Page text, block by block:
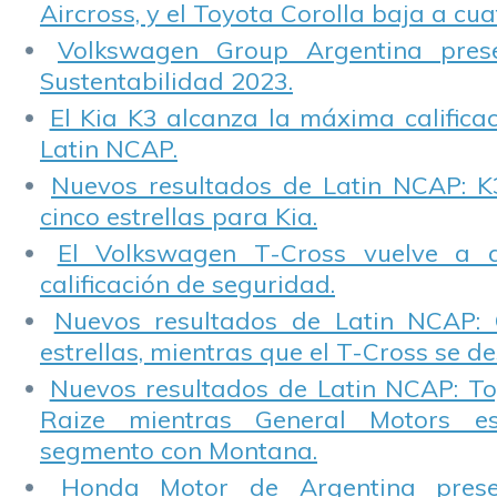
Aircross, y el Toyota Corolla baja a
Volkswagen Group Argentina
Sustentabilidad 2023.
El Kia K3 alcanza la máxima
Latin NCAP.
Nuevos resultados de Latin NCAP:
cinco estrellas para Kia.
El Volkswagen T-Cross vuelve a
calificación de seguridad.
Nuevos resultados de Latin NCAP:
estrellas, mientras que el T-Cross se
Nuevos resultados de Latin NCAP:
Raize mientras General Motors
segmento con Montana.
Honda Motor de Argentina